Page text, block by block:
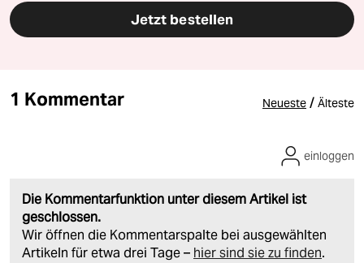
Jetzt bestellen
1 Kommentar Neueste / Älteste
Die Kommentarfunktion unter diesem Artikel ist
geschlossen.
Wir öffnen die Kommentarspalte bei ausgewählten
Artikeln für etwa drei Tage – hier sind sie zu finden.
einloggen